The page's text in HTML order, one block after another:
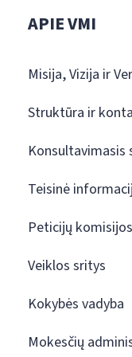
APIE VMI
Misija, Vizija ir
Struktūra ir
Konsultavimasis
Teisinė
Peticijų
Veiklos sritys
Kokybės vadyba
Mokesčių